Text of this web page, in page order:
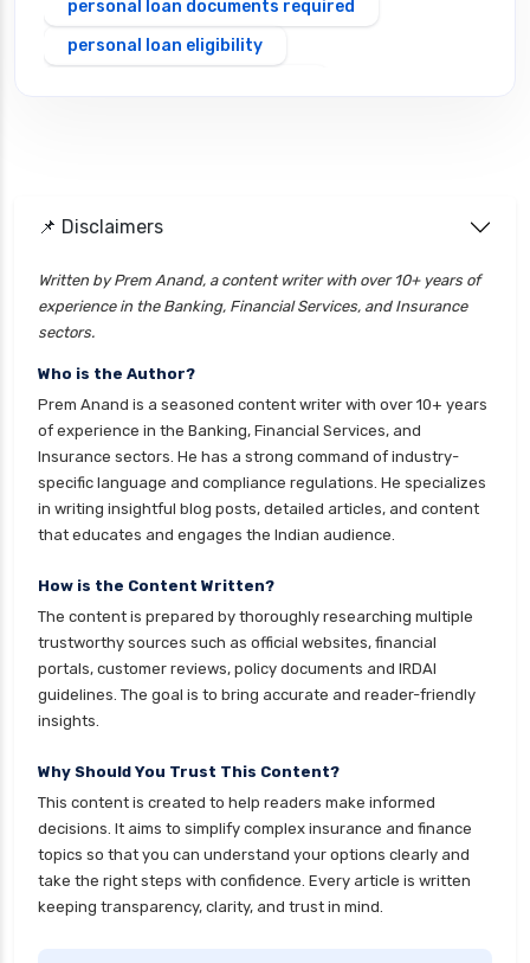
personal loan documents required
personal loan eligibility
personal loan eligibility hdfc
personal loan eligibility idfc
personal loan eligibility incred
personal loan eligibility indusind bank
personal loan eligibility kotak
personal loan eligibility shriram
personal loan eligibility tata capital
personal loan eligibility yes bank
personal loan for ca
personal loan for defence personnel
personal loan for home renovation
personal loan for it professionals
personal loan for marriage
personal loan for nri
📌 Disclaimers
Written by Prem Anand, a content writer with over 10+ years of
experience in the Banking, Financial Services, and Insurance
sectors.
Who is the Author?
Prem Anand is a seasoned content writer with over 10+ years
of experience in the Banking, Financial Services, and
Insurance sectors. He has a strong command of industry-
specific language and compliance regulations. He specializes
in writing insightful blog posts, detailed articles, and content
that educates and engages the Indian audience.
How is the Content Written?
The content is prepared by thoroughly researching multiple
trustworthy sources such as official websites, financial
portals, customer reviews, policy documents and IRDAI
guidelines. The goal is to bring accurate and reader-friendly
insights.
Why Should You Trust This Content?
This content is created to help readers make informed
decisions. It aims to simplify complex insurance and finance
topics so that you can understand your options clearly and
take the right steps with confidence. Every article is written
keeping transparency, clarity, and trust in mind.